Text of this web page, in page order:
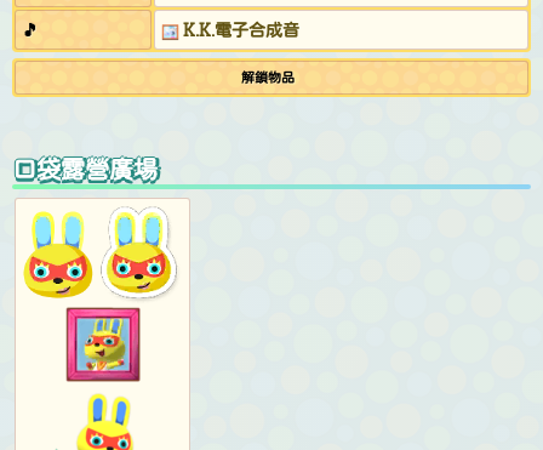
🎵
K.K.電子合成音
解鎖物品
口袋露營廣場